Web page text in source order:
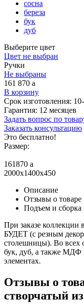
сосна
береза
бук
дуб
Выберите цвет
Цвет не выбран
Ручки
Не выбраны
161 870 a
В корзину
Срок изготовления:
Гарантия: 12 месяцев
Задать вопрос по
Заказать консультацию
Это бесплатно!
Размер:
161870 a
2000x1400x450
Описание
Отзывы о товаре
Подъем и сборка
При заказе коллекции
БУДЕТ (с резным
столешницы). Во всех
бук, дуб, а также МДФ
элементах.
Отзывы о
створчатый